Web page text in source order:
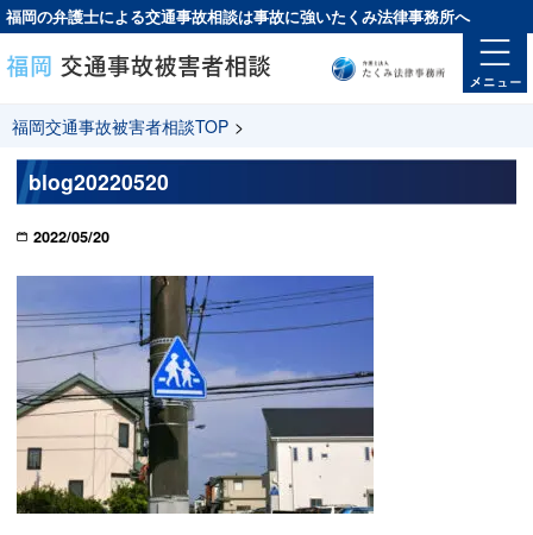
福岡の弁護士による交通事故相談は事故に強いたくみ法律事務所へ
福岡交通事故被害者相談TOP >
blog20220520
2022/05/20